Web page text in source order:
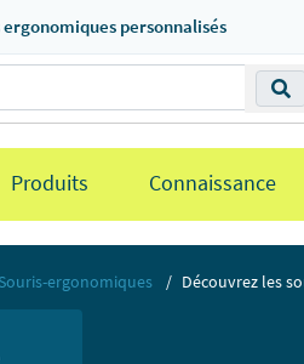
ergonomiques personnalisés
Produits Connaissance
Souris-ergonomiques Découvrez les